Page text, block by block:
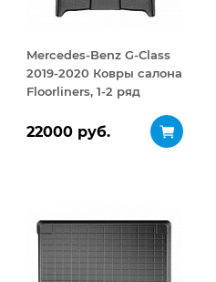
Mercedes-Benz G-Class
2019-2020 Ковры салона
Floorliners, 1-2 ряд
22000 руб.